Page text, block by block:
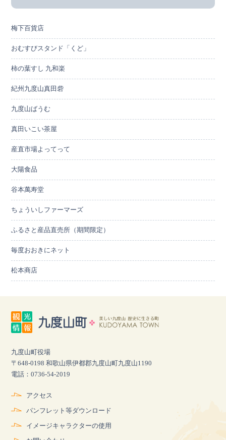
梅下百貨店
おむすびスタンド「くど」
柿の葉すし 九和楽
紀州九度山真田砦
九度山ばうむ
真田いこい茶屋
産直市場よってって
大陽食品
谷本萬寿堂
ちょういしファーマーズ
ふるさと産品直売所（期間限定）
毎度おおきにネット
松本商店
九度山町役場
〒648-0198 和歌山県伊都郡九度山町九度山1190
電話：0736-54-2019
アクセス
パンフレット等ダウンロード
イメージキャラクターの使用